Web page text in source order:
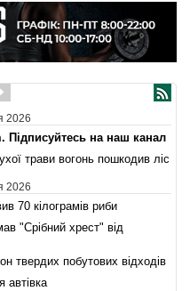
2026
Підписуйтесь на наш канал
трави вогонь пошкодив ліс
2026
70 кілограмів риби
"Срібний хрест" від
твердих побутових відходів
автівка